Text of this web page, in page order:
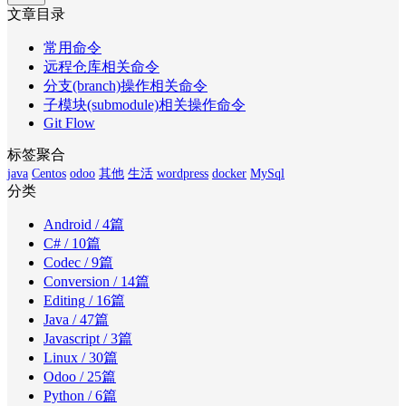
文章目录
常用命令
远程仓库相关命令
分支(branch)操作相关命令
子模块(submodule)相关操作命令
Git Flow
标签聚合
java Centos odoo 其他 生活 wordpress docker MySql
分类
Android / 4篇
C# / 10篇
Codec / 9篇
Conversion / 14篇
Editing / 16篇
Java / 47篇
Javascript / 3篇
Linux / 30篇
Odoo / 25篇
Python / 6篇